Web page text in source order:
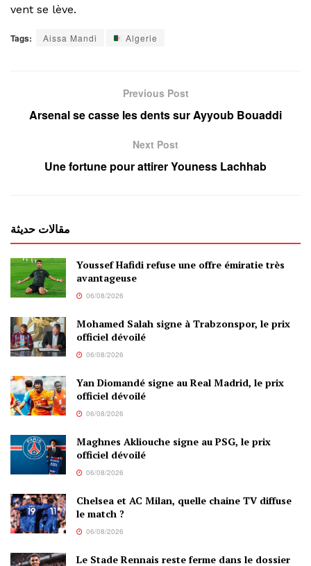
vent se lève.
Tags: Aissa Mandi Algerie
Previous Post
Arsenal se casse les dents sur Ayyoub Bouaddi
Next Post
Une fortune pour attirer Youness Lachhab
مقالات حديثة
Youssef Hafidi refuse une offre émiratie très
avantageuse
06/08/2026
Mohamed Salah signe à Trabzonspor, le prix
officiel dévoilé
06/08/2026
Yan Diomandé signe au Real Madrid, le prix
officiel dévoilé
06/08/2026
Maghnes Akliouche signe au PSG, le prix
officiel dévoilé
06/08/2026
Chelsea et AC Milan, quelle chaine TV diffuse
le match ?
06/08/2026
Le Stade Rennais reste ferme dans le dossier